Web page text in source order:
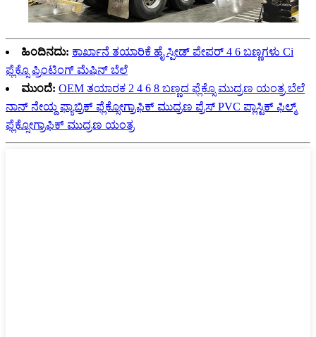
ಹಿಂದಿನದು: ಕಾರ್ಖಾನೆ ತಯಾರಿಕೆ ಹೈ ಸ್ಪೀಡ್ ಪೇಪರ್ 4 6 ಬಣ್ಣಗಳು Ci
ಫ್ಲೆಕ್ಸೊ ಪ್ರಿಂಟಿಂಗ್ ಮೆಷಿನ್ ಬೆಲೆ
ಮುಂದೆ: OEM ತಯಾರಕ 2 4 6 8 ಬಣ್ಣದ ಫ್ಲೆಕ್ಸೊ ಮುದ್ರಣ ಯಂತ್ರ ಬೆಲೆ
ನಾನ್ ನೇಯ್ದ ಫ್ಯಾಬ್ರಿಕ್ ಫ್ಲೆಕ್ಸೋಗ್ರಾಫಿಕ್ ಮುದ್ರಣ ಪ್ರೆಸ್ PVC ಪ್ಲಾಸ್ಟಿಕ್ ಫಿಲ್ಮ್
ಫ್ಲೆಕ್ಸೋಗ್ರಾಫಿಕ್ ಮುದ್ರಣ ಯಂತ್ರ